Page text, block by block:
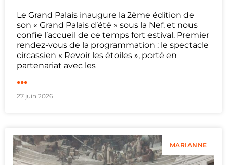
Le Grand Palais inaugure la 2ème édition de
son « Grand Palais d’été » sous la Nef, et nous
confie l’accueil de ce temps fort estival. Premier
rendez-vous de la programmation : le spectacle
circassien « Revoir les étoiles », porté en
partenariat avec les
...
27 juin 2026
MARIANNE